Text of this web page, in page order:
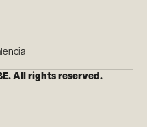
All rights reserved.